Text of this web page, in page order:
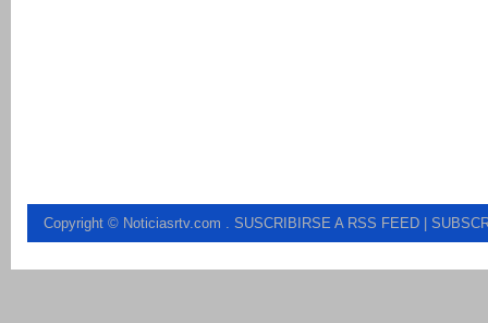
Copyright © Noticiasrtv.com . SUSCRIBIRSE A RSS FEED |